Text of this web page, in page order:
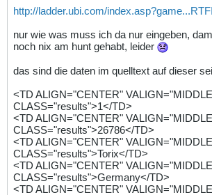
http://ladder.ubi.com/
nur wie was muss ich da nur eingeben,
noch nix am hunt gehabt, leider
das sind die daten im quelltext auf dieser
<TD ALIGN="CENTER"
CLASS="results">1</TD>
<TD ALIGN="CENTER"
CLASS="results">26786</TD>
<TD ALIGN="CENTER"
CLASS="results">Torix</TD>
<TD ALIGN="CENTER"
CLASS="results">Germany</TD>
<TD ALIGN="CENTER"